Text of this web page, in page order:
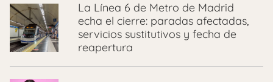
La Línea 6 de Metro de Madrid
echa el cierre: paradas afectadas,
servicios sustitutivos y fecha de
reapertura